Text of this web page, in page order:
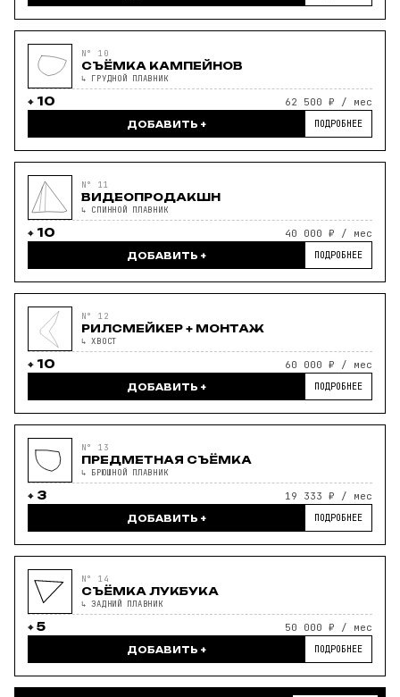
N° 10
СЪЁМКА КАМПЕЙНОВ
↳ ГРУДНОЙ ПЛАВНИК
10 62 500 ₽ / мес
ДОБАВИТЬ + ПОДРОБНЕЕ
N° 11
ВИДЕОПРОДАКШН
↳ СПИННОЙ ПЛАВНИК
10 40 000 ₽ / мес
ДОБАВИТЬ + ПОДРОБНЕЕ
N° 12
РИЛСМЕЙКЕР + МОНТАЖ
↳ ХВОСТ
10 60 000 ₽ / мес
ДОБАВИТЬ + ПОДРОБНЕЕ
N° 13
ПРЕДМЕТНАЯ СЪЁМКА
↳ БРЮШНОЙ ПЛАВНИК
3 19 333 ₽ / мес
ДОБАВИТЬ + ПОДРОБНЕЕ
N° 14
СЪЁМКА ЛУКБУКА
↳ ЗАДНИЙ ПЛАВНИК
5 50 000 ₽ / мес
ДОБАВИТЬ + ПОДРОБНЕЕ